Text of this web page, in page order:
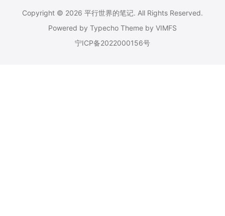
Copyright © 2026 平行世界的笔记. All Rights Reserved.
Powered by Typecho Theme by VIMFS
宁ICP备2022000156号